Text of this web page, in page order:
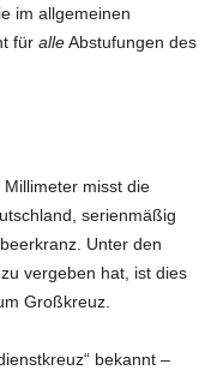
im allgemeinen
für alleAbstufungen des
Millimeter misst die
serienmäßig
Unter den
vergeben hat, ist dies
Großkreuz.
bekannt –